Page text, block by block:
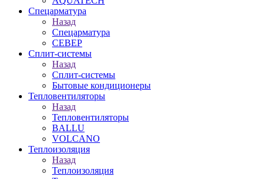
Спецарматура
Назад
Спецарматура
СЕВЕР
Сплит-системы
Назад
Сплит-системы
Бытовые кондиционеры
Тепловентиляторы
Назад
Тепловентиляторы
BALLU
VOLCANO
Теплоизоляция
Назад
Теплоизоляция